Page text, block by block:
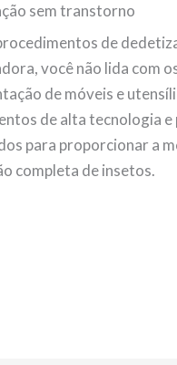
sem transtorno
de
você não lida com
de móveis e
de alta tecnologia
para proporcionar a
completa de insetos.